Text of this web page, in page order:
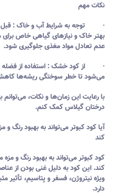
نکات مهم
· توجه به شرایط آب و خاک : قبل
بهتر خاک و نیازهای گیاهی خاص
عدم تعادل مواد مغذی جلوگیری شود.
· از کود خشک : استفاده از فضله
می‌شود تا خطر سوختگی ریشه‌ها
با رعایت این زمان‌ها و نکات،
درختان گیلاس کمک کنم.
آیا کود کبوتر می‌تواند به بهبود رنگ
کند
کود کبوتر می‌تواند به بهبود رنگ و
کند. این کود به دلیل غنی بودن از
ویژه نیتروژن، فسفر و پتاسیم، تأثیر
دارد.